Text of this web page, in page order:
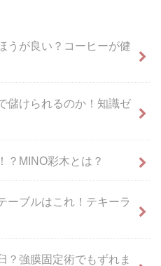
うが良い？コーヒーが健
儲けられるのか！知識ゼ
？MINO彩木とは？
ーブルはこれ！テキーラ
？強膜固定術でもずれま